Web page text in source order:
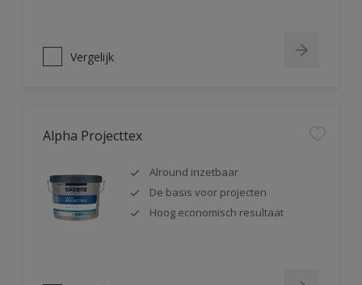
Vergelijk
Alpha Projecttex
Alround inzetbaar
De basis voor projecten
Hoog economisch resultaat